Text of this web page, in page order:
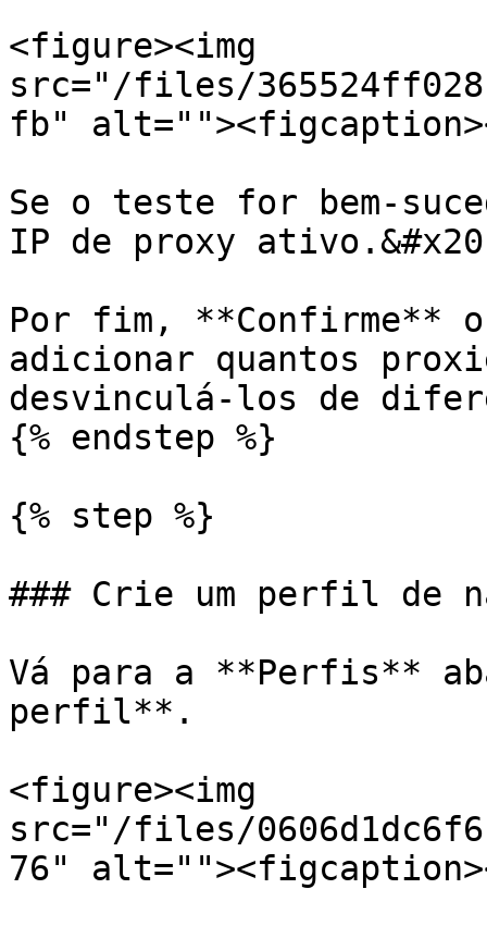
<figure><img
src="/files/
fb"
Se o teste for bem-
IP de proxy
Por fim, **Confirme** o
adicionar quantos
desvinculá-los de
{% endstep %}
{% step %}
### Crie um perfil de
Vá para a **Perfis**
perfil**.
<figure><img
src="/files/
76"